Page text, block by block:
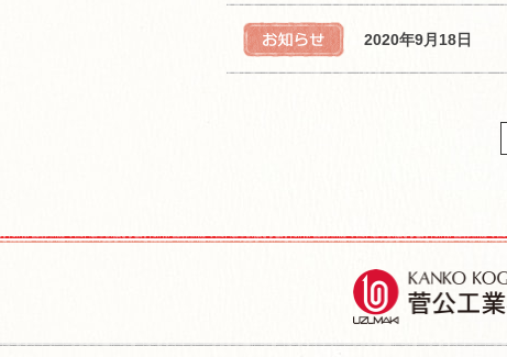
2020年9月18日